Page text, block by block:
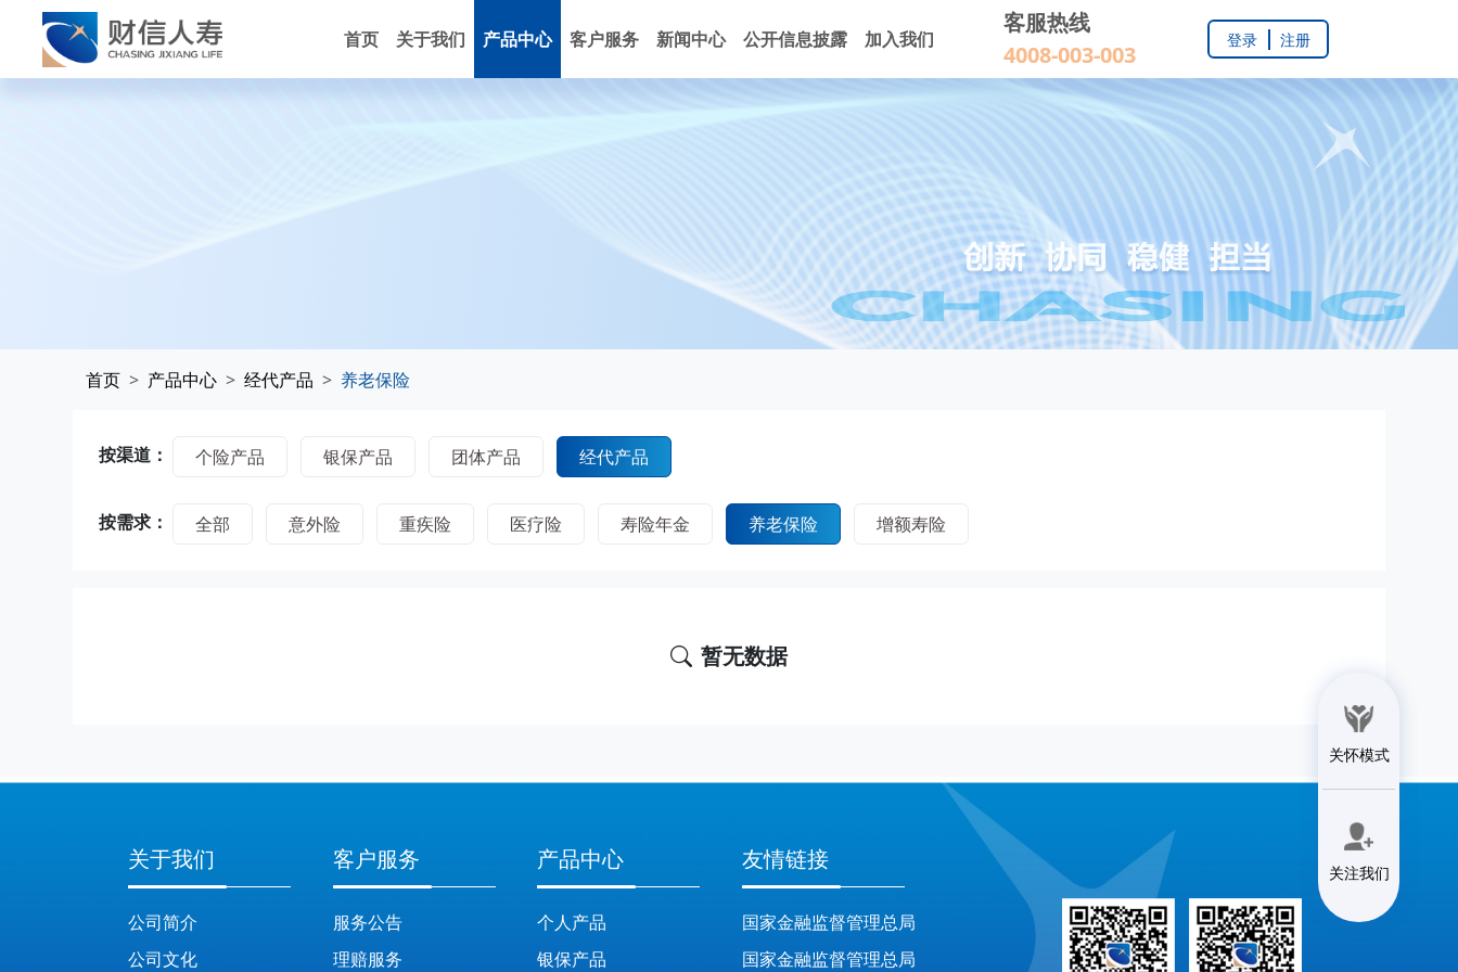
关怀模式
关注我们
首页 关于我们 产品中心 客户服务 新闻中心 公开信息披露 加入我们
客服热线
4008-003-003
登录 注册
首页 产品中心 经代产品 养老保险
按渠道： 个险产品 银保产品 团体产品 经代产品
按需求： 全部 意外险 重疾险 医疗险 寿险年金 养老保险 增额寿险
暂无数据
关于我们
公司简介
公司文化
客户服务
服务公告
理赔服务
产品中心
个人产品
银保产品
友情链接
国家金融监督管理总局
国家金融监督管理总局